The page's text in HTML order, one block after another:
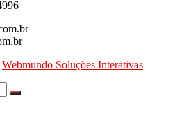
Webmundo Soluções Interativas